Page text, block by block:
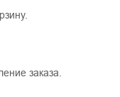
заказа.